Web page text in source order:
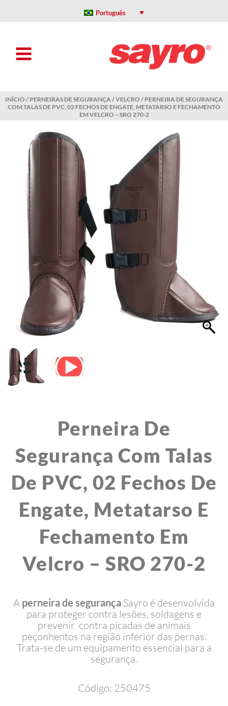
Português
INÍCIO / PERNEIRAS DE SEGURANÇA /VELCRO / PERNEIRA DE SEGURANÇA
COM TALAS DE PVC, 02 FECHOS DE ENGATE, METATARSO E FECHAMENTO
EM VELCRO – SRO 270-2
Perneira De
Segurança Com Talas
De PVC, 02 Fechos De
Engate, Metatarso E
Fechamento Em
Velcro – SRO 270-2
A perneira de segurança Sayro é desenvolvida
para proteger contra lesões, soldagens e
prevenir contra picadas de animais
peçonhentos na região inferior das pernas.
Trata-se de um equipamento essencial para a
segurança.
Código: 250475